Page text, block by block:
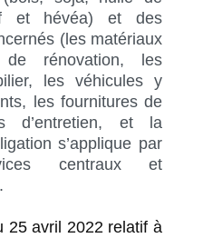
et hévéa) et des
(les matériaux
rénovation, les
les véhicules y
les fournitures de
d’entretien, et la
s’applique par
centraux et
25 avril 2022 relatif à